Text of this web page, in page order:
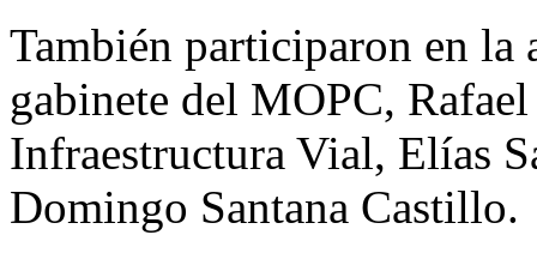
También participaron en
gabinete del MOPC,
Infraestructura Vial, Elías
Domingo Santana Castillo.